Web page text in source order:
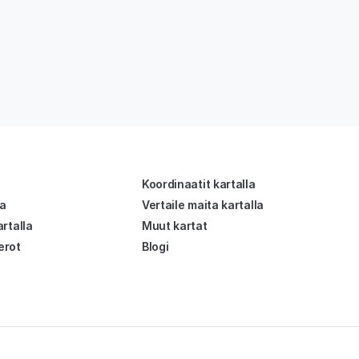
Koordinaatit kartalla
Vertaile maita kartalla
Muut kartat
Blogi